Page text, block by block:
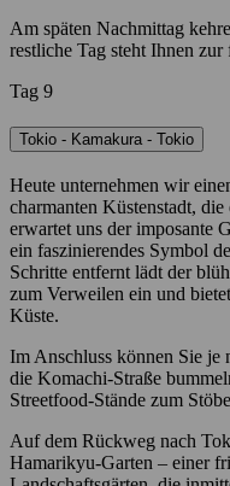
Am späten Nachmittag
restliche Tag steht Ihnen
Tag 9
Tokio - Kamakura - Tokio
Heute unternehmen wir
charmanten Küstenstadt,
erwartet uns der imposante
ein faszinierendes Symbol
Schritte entfernt lädt der
zum Verweilen ein und
Küste.
Im Anschluss können Sie je
die Komachi-Straße
Streetfood-Stände zum
Auf dem Rückweg nach
Hamarikyu-Garten – einer